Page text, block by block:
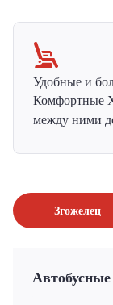
Удобные и
Комфортные
между ними
Згожелец
Автобусные